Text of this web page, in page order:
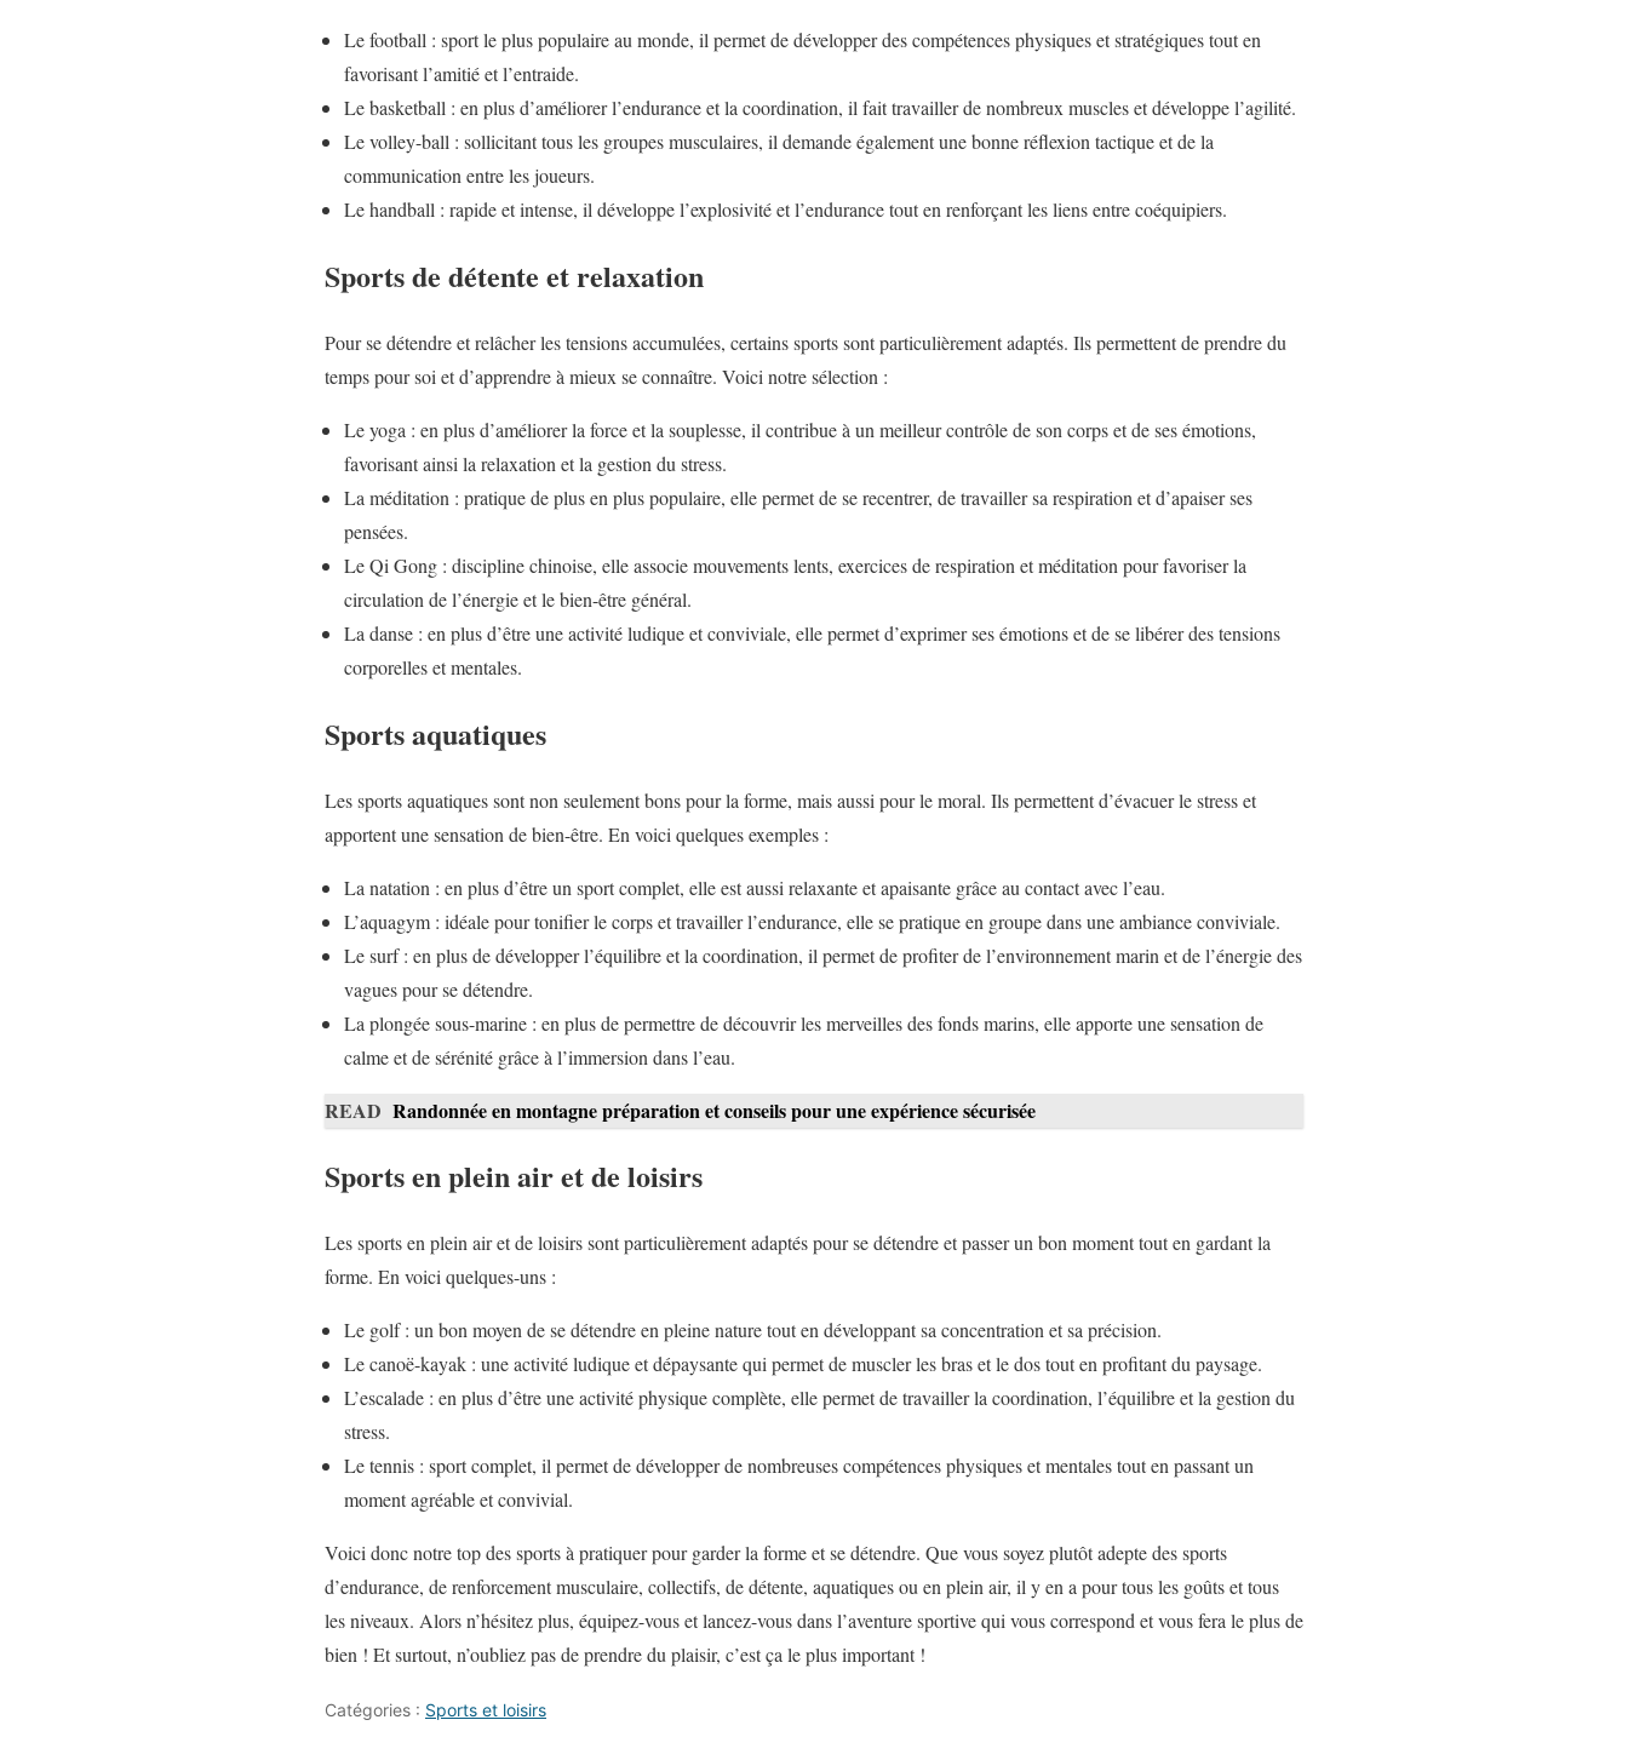
Le football : sport le plus populaire au monde, il permet de développer des compétences physiques et stratégiques tout en
favorisant l’amitié et l’entraide.
Le basketball : en plus d’améliorer l’endurance et la coordination, il fait travailler de nombreux muscles et développe l’agilité.
Le volley-ball : sollicitant tous les groupes musculaires, il demande également une bonne réflexion tactique et de la
communication entre les joueurs.
Le handball : rapide et intense, il développe l’explosivité et l’endurance tout en renforçant les liens entre coéquipiers.
Sports de détente et relaxation
Pour se détendre et relâcher les tensions accumulées, certains sports sont particulièrement adaptés. Ils permettent de prendre du
temps pour soi et d’apprendre à mieux se connaître. Voici notre sélection :
Le yoga : en plus d’améliorer la force et la souplesse, il contribue à un meilleur contrôle de son corps et de ses émotions,
favorisant ainsi la relaxation et la gestion du stress.
La méditation : pratique de plus en plus populaire, elle permet de se recentrer, de travailler sa respiration et d’apaiser ses
pensées.
Le Qi Gong : discipline chinoise, elle associe mouvements lents, exercices de respiration et méditation pour favoriser la
circulation de l’énergie et le bien-être général.
La danse : en plus d’être une activité ludique et conviviale, elle permet d’exprimer ses émotions et de se libérer des tensions
corporelles et mentales.
Sports aquatiques
Les sports aquatiques sont non seulement bons pour la forme, mais aussi pour le moral. Ils permettent d’évacuer le stress et
apportent une sensation de bien-être. En voici quelques exemples :
La natation : en plus d’être un sport complet, elle est aussi relaxante et apaisante grâce au contact avec l’eau.
L’aquagym : idéale pour tonifier le corps et travailler l’endurance, elle se pratique en groupe dans une ambiance conviviale.
Le surf : en plus de développer l’équilibre et la coordination, il permet de profiter de l’environnement marin et de l’énergie des
vagues pour se détendre.
La plongée sous-marine : en plus de permettre de découvrir les merveilles des fonds marins, elle apporte une sensation de
calme et de sérénité grâce à l’immersion dans l’eau.
READ Randonnée en montagne préparation et conseils pour une expérience sécurisée
Sports en plein air et de loisirs
Les sports en plein air et de loisirs sont particulièrement adaptés pour se détendre et passer un bon moment tout en gardant la
forme. En voici quelques-uns :
Le golf : un bon moyen de se détendre en pleine nature tout en développant sa concentration et sa précision.
Le canoë-kayak : une activité ludique et dépaysante qui permet de muscler les bras et le dos tout en profitant du paysage.
L’escalade : en plus d’être une activité physique complète, elle permet de travailler la coordination, l’équilibre et la gestion du
stress.
Le tennis : sport complet, il permet de développer de nombreuses compétences physiques et mentales tout en passant un
moment agréable et convivial.
Voici donc notre top des sports à pratiquer pour garder la forme et se détendre. Que vous soyez plutôt adepte des sports
d’endurance, de renforcement musculaire, collectifs, de détente, aquatiques ou en plein air, il y en a pour tous les goûts et tous
les niveaux. Alors n’hésitez plus, équipez-vous et lancez-vous dans l’aventure sportive qui vous correspond et vous fera le plus de
bien ! Et surtout, n’oubliez pas de prendre du plaisir, c’est ça le plus important !
Catégories : Sports et loisirs